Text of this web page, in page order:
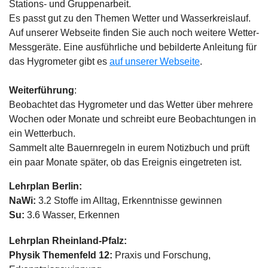
Stations- und Gruppenarbeit.
Es passt gut zu den Themen Wetter und Wasserkreislauf.
Auf unserer Webseite finden Sie auch noch weitere Wetter-
Messgeräte. Eine ausführliche und bebilderte Anleitung für
das Hygrometer gibt es auf unserer Webseite.
Weiterführung:
Beobachtet das Hygrometer und das Wetter über mehrere
Wochen oder Monate und schreibt eure Beobachtungen in
ein Wetterbuch.
Sammelt alte Bauernregeln in eurem Notizbuch und prüft
ein paar Monate später, ob das Ereignis eingetreten ist.
Lehrplan Berlin:
NaWi: 3.2 Stoffe im Alltag, Erkenntnisse gewinnen
Su: 3.6 Wasser, Erkennen
Lehrplan Rheinland-Pfalz:
Physik Themenfeld 12: Praxis und Forschung,